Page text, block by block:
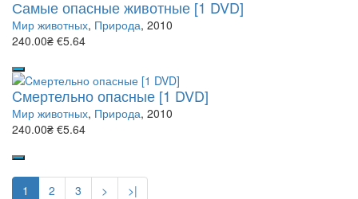
Самые опасные животные [1 DVD]
Мир животных, Природа, 2010
240.00₴ €5.64
Cмертельно опасные [1 DVD]
Мир животных, Природа, 2010
240.00₴ €5.64
1 2 3 > >|